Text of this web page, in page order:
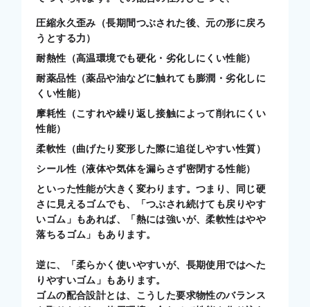
圧縮永久歪み（長期間つぶされた後、元の形に戻ろ
うとする力）
耐熱性（高温環境でも硬化・劣化しにくい性能）
耐薬品性（薬品や油などに触れても膨潤・劣化しに
くい性能）
摩耗性（こすれや繰り返し接触によって削れにくい
性能）
柔軟性（曲げたり変形した際に追従しやすい性質）
シール性（液体や気体を漏らさず密閉する性能）
といった性能が大きく変わります。つまり、同じ硬
さに見えるゴムでも、「つぶされ続けても戻りやす
いゴム」もあれば、「熱には強いが、柔軟性はやや
落ちるゴム」もあります。
逆に、「柔らかく使いやすいが、長期使用ではへた
りやすいゴム」もあります。
ゴムの配合設計とは、こうした要求物性のバランス